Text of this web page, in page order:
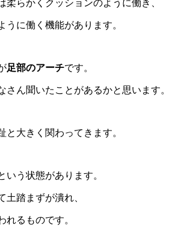
柔らかくクッションのように働き、
うに働く機能があります。
足部のアーチです。
さん聞いたことがあるかと思います。
と大きく関わってきます。
いう状態があります。
土踏まずが潰れ、
れるものです。